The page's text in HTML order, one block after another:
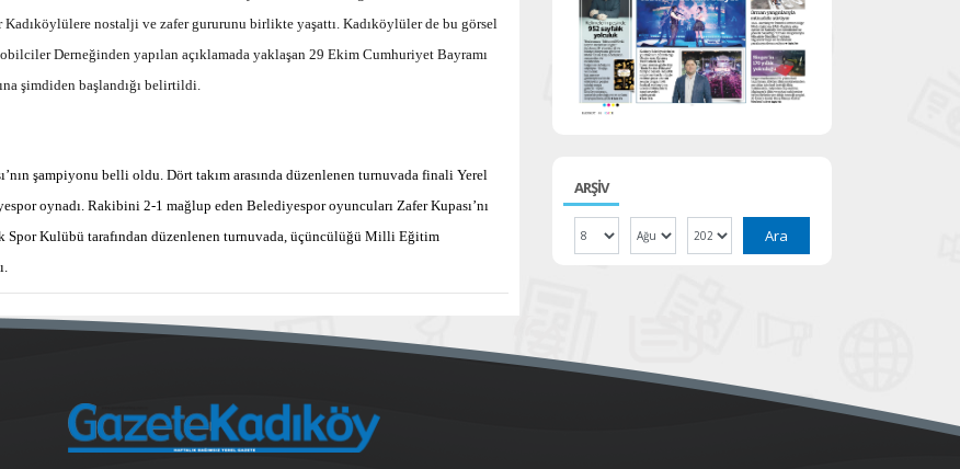
nostalji ve zafer gururunu birlikte yaşattı. Kadıköylüler de bu görsel
Derneğinden yapılan açıklamada yaklaşan 29 Ekim Cumhuriyet Bayramı
şimdiden başlandığı belirtildi.
şampiyonu belli oldu. Dört takım arasında düzenlenen turnuvada finali Yerel
oynadı. Rakibini 2-1 mağlup eden Belediyespor oyuncuları Zafer Kupası’nı
Spor Kulübü tarafından düzenlenen turnuvada, üçüncülüğü Milli Eğitim
ARŞİV
Ara